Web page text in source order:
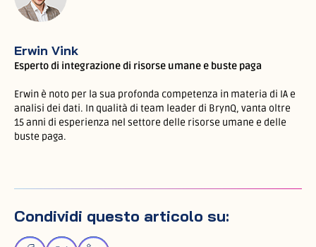
Erwin Vink
Esperto di integrazione di risorse umane e buste paga
Erwin è noto per la sua profonda competenza in materia di IA e
analisi dei dati. In qualità di team leader di BrynQ, vanta oltre
15 anni di esperienza nel settore delle risorse umane e delle
buste paga.
Condividi questo articolo su: